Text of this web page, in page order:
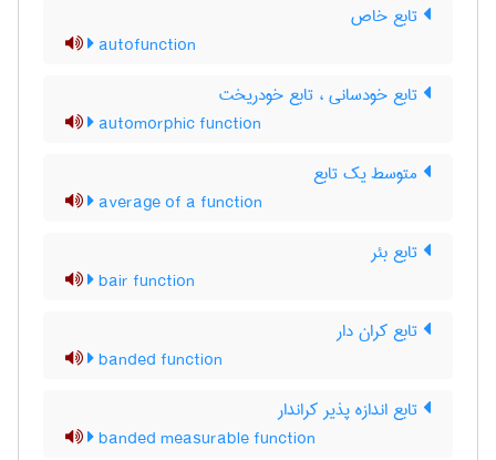
تابع خاص
autofunction
تابع خودسانی ، تابع خودریخت
automorphic function
متوسط یک تابع
average of a function
تابع بئر
bair function
تابع کران دار
banded function
تابع اندازه پذیر کراندار
banded measurable function